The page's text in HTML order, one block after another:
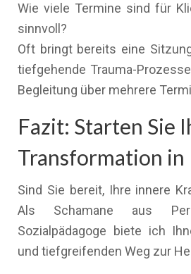
Wie viele Termine sind für
sinnvoll?
Oft bringt bereits eine
tiefgehende Trauma-
Begleitung über mehrere
Fazit: Starten Sie
Transformation in
Sind Sie bereit, Ihre innere
Als Schamane aus
Sozialpädagoge biete ich
und tiefgreifenden Weg zur